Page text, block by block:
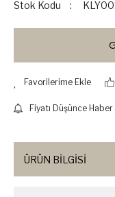
Stok Kodu
Fiyatı Düşünce Haber
ÜRÜN BİLGİSİ